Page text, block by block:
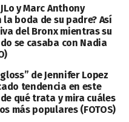
y Marc Anthony
boda de su padre? Así
del Bronx mientras su
se casaba con Nadia
de Jennifer Lopez
tendencia en este
de qué trata y mira cuáles
más populares (FOTOS)